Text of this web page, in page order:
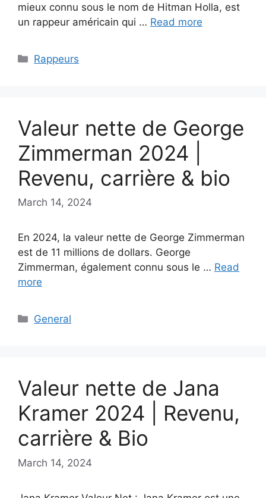
mieux connu sous le nom de Hitman Holla, est
un rappeur américain qui … Read more
Categories
Rappeurs
Valeur nette de George
Zimmerman 2024 |
Revenu, carrière & bio
March 14, 2024
En 2024, la valeur nette de George Zimmerman
est de 11 millions de dollars. George
Zimmerman, également connu sous le … Read
more
Categories
General
Valeur nette de Jana
Kramer 2024 | Revenu,
carrière & Bio
March 14, 2024